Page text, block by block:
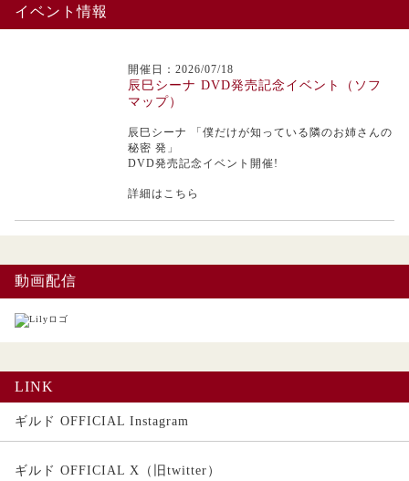
イベント情報
開催日：2026/07/18
辰巳シーナ DVD発売記念イベント（ソフ
マップ）
辰巳シーナ
「僕だけが知っている隣のお姉さんの
秘密 発」
DVD発売記念イベント開催!
詳細はこちら
動画配信
LINK
ギルド OFFICIAL Instagram
ギルド OFFICIAL X（旧twitter）